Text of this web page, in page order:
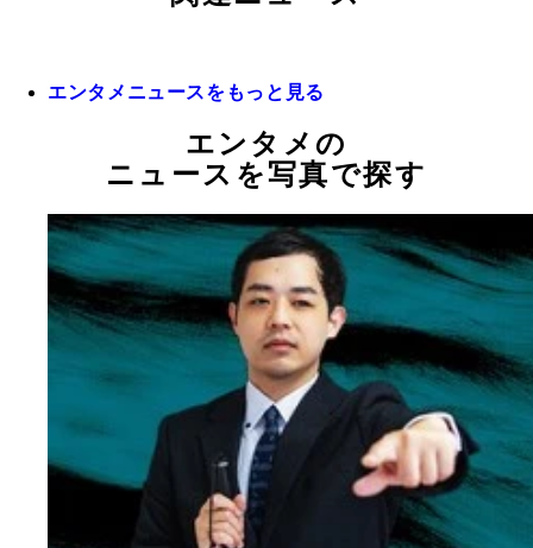
エンタメニュースをもっと見る
エンタメの
ニュースを写真で探す